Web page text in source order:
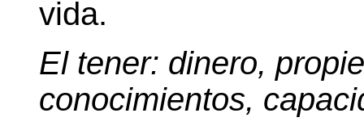
vida.
El tener: dinero,
conocimientos,